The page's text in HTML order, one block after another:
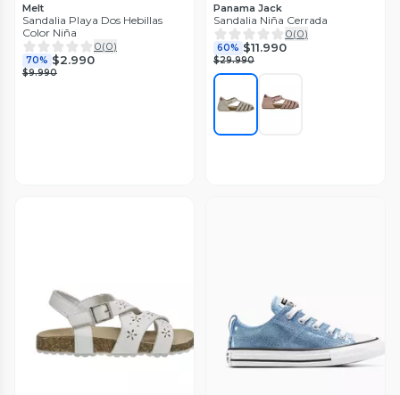
Melt
Sandalia Playa Dos Hebillas
Color Niña
0(0)
70% $2.990
$9.990
Panama Jack
Sandalia Niña Cerrada
0(0)
60% $11.990
$29.990